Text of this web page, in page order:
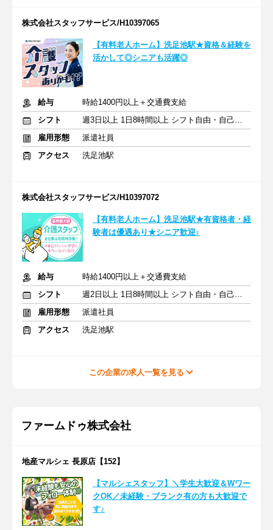
株式会社スタッフサービス/H10397065
【有料老人ホーム】洗足池駅★資格＆経験を
活かして◎シニアも活躍◎
給与
時給1400円以上＋交通費支給
シフト
週3日以上 1日8時間以上 シフト自由・自己申告
雇用形態
派遣社員
アクセス
洗足池駅
株式会社スタッフサービス/H10397072
【有料老人ホーム】洗足池駅★有資格者・経
験者は優遇あり★シニア歓迎♪
給与
時給1400円以上＋交通費支給
シフト
週2日以上 1日8時間以上 シフト自由・自己申告
雇用形態
派遣社員
アクセス
洗足池駅
この企業の求人一覧を見る
ファームドゥ株式会社
地産マルシェ 長原店【152】
【マルシェスタッフ】＼学生大歓迎＆Wワー
クOK／未経験・ブランク有の方も大歓迎で
す♪